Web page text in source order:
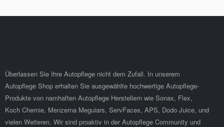
Überlassen Sie Ihre Autopflege nicht dem Zufall. In unserem
Autopflege Shop erhalten Sie ausgewählte hochwertige Autopflege-
Produkte von namhaften Autopflege Herstellern wie Sonax, Flex,
Koch Chemie, Menzerna Meguiars, ServFaces, APS, Dodo Juice, und
vielen Weiteren. Wir sind proaktiv in der Autopflege Community und